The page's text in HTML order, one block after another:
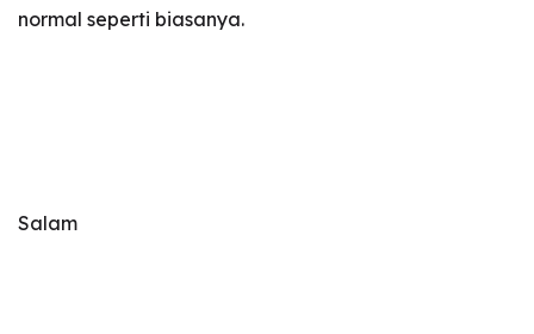
normal seperti biasanya.
Salam